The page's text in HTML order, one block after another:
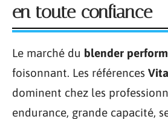
en toute confiance
Le marché du blender
foisonnant. Les références
dominent chez les
endurance, grande capacité,